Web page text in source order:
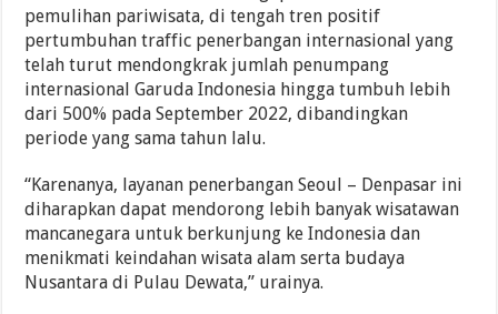
pemulihan pariwisata, di tengah tren positif
pertumbuhan traffic penerbangan internasional yang
telah turut mendongkrak jumlah penumpang
internasional Garuda Indonesia hingga tumbuh lebih
dari 500% pada September 2022, dibandingkan
periode yang sama tahun lalu.
“Karenanya, layanan penerbangan Seoul – Denpasar ini
diharapkan dapat mendorong lebih banyak wisatawan
mancanegara untuk berkunjung ke Indonesia dan
menikmati keindahan wisata alam serta budaya
Nusantara di Pulau Dewata,” urainya.